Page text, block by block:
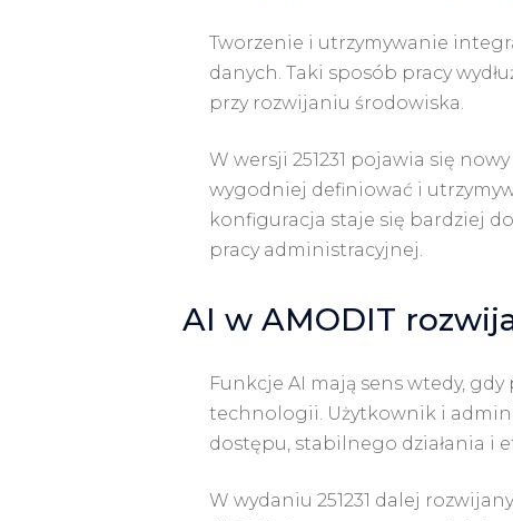
Tworzenie i utrzymywanie
danych. Taki sposób pracy
przy rozwijaniu środowiska.
W wersji 251231 pojawia się
wygodniej definiować i
konfiguracja staje się bardziej
pracy administracyjnej.
AI w AMODIT
Funkcje AI mają sens wtedy,
technologii. Użytkownik i
dostępu, stabilnego działania i
W wydaniu 251231 dalej